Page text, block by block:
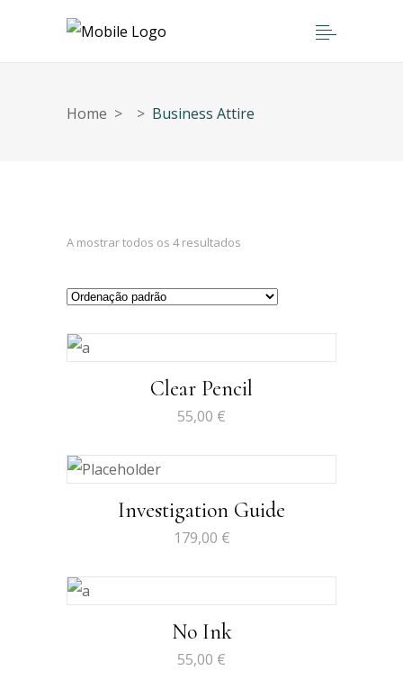
Home > > Business Attire
A mostrar todos os 4 resultados
Clear Pencil
55,00 €
Investigation Guide
179,00 €
No Ink
55,00 €